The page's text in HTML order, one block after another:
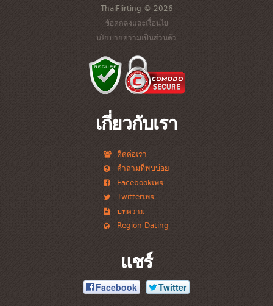
ThaiFlirting © 2026
ข้อตกลงและเงื่อนไข
นโยบายความเป็นส่วนตัว
เกี่ยวกับเรา
ติดต่อเรา
คำถามที่พบบ่อย
Facebookเพจ
Twitterเพจ
บทความ
Region Dating
แชร์
Facebook Twitter